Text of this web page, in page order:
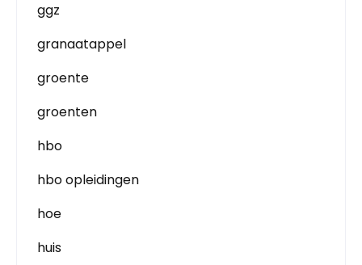
ggz
granaatappel
groente
groenten
hbo
hbo opleidingen
hoe
huis